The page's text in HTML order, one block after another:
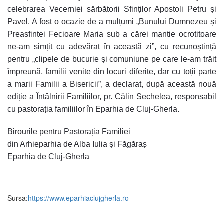
celebrarea Vecerniei sărbătorii Sfinților Apostoli Petru și
Pavel. A fost o ocazie de a mulțumi „Bunului Dumnezeu și
Preasfintei Fecioare Maria sub a cărei mantie ocrotitoare
ne-am simțit cu adevărat în această zi”, cu recunoștință
pentru „clipele de bucurie și comuniune pe care le-am trăit
împreună, familii venite din locuri diferite, dar cu toții parte
a marii Familii a Bisericii”, a declarat, după această nouă
ediție a Întâlnirii Familiilor, pr. Călin Sechelea, responsabil
cu pastorația familiilor în Eparhia de Cluj-Gherla.
Birourile pentru Pastorația Familiei
din Arhieparhia de Alba Iulia și Făgăraș
Eparhia de Cluj-Gherla
Sursa:https://www.eparhiaclujgherla.ro